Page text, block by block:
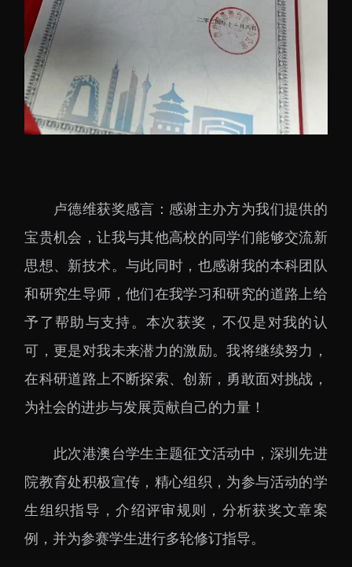
交流动态
国合项目
出国境事务
来华指引
下载中心
转移转化
控股企业
合作交流
党建工作
学习教育
传承和弘扬科学家精神
我为群众办实事
国家高性能医疗器械创
新中心
国家生物制造产业创新
中心
深港脑科学创新研究院
深圳合成生物学创新研
大科技基础设施
深圳合成生物研究重大
科技基础设施
卢德维获奖感言： 感谢主办方为我们提供的
宝贵机会，让我与其他高校的同学们能够交流新
思想、新技术。与此同时，也感谢我的本科团队
和研究生导师，他们在我学习和研究的道路上给
予了帮助与支持。本次获奖，不仅是对我的认
可，更是对我未来潜力的激励。我将继续努力，
在科研道路上不断探索、创新，勇敢面对挑战，
为社会的进步与发展贡献自己的力量！
此次港澳台学生主题征文活动中，深圳先进
院教育处积极宣传，精心组织，为参与活动的学
生组织指导，介绍评审规则，分析获奖文章案
例，并为参赛学生进行多轮修订指导。